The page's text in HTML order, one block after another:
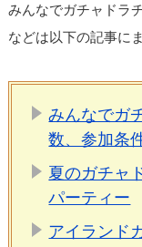
みんなでガチャドラ
などは以下の記事に
みんなでガ
数、参加条
夏のガチャ
パーティー
アイランド